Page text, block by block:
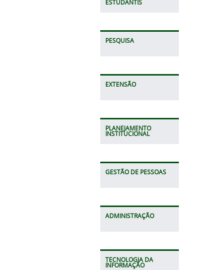
ESTUDANTIS
PESQUISA
EXTENSÃO
PLANEJAMENTO
INSTITUCIONAL
GESTÃO DE PESSOAS
ADMINISTRAÇÃO
TECNOLOGIA DA
INFORMAÇÃO